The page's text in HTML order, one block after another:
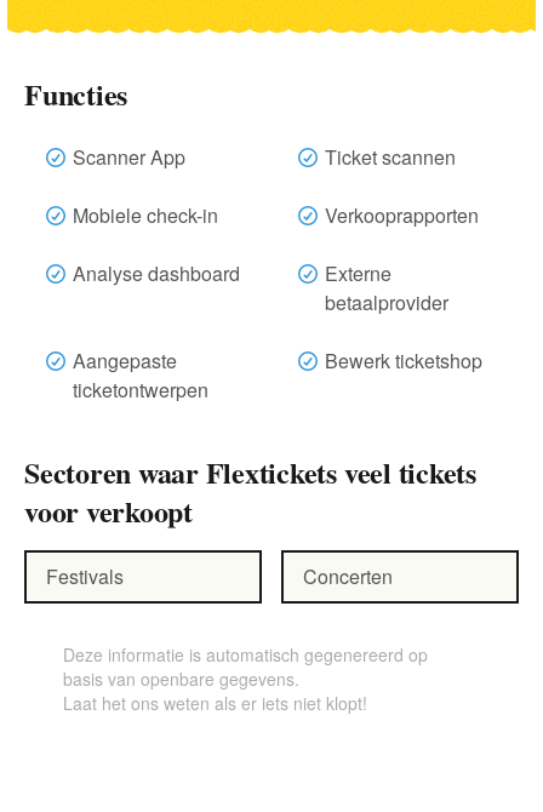
Functies
Scanner App Ticket scannen
Mobiele check-in Verkooprapporten
Analyse dashboard
Externe
betaalprovider
Aangepaste
ticketontwerpen
Bewerk ticketshop
Sectoren waar Flextickets veel tickets
voor verkoopt
Festivals Concerten
Deze informatie is automatisch gegenereerd op
basis van openbare gegevens.
Laat het ons weten als er iets niet klopt!